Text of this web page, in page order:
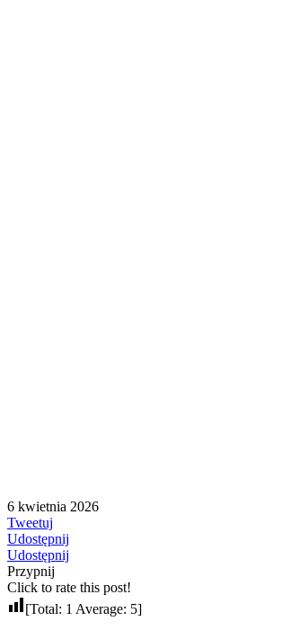
6 kwietnia 2026
Tweetuj
Udostępnij
Udostępnij
Przypnij
Click to rate this post!
[Total: 1 Average: 5]